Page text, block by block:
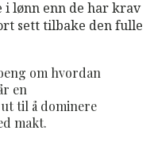
lønn enn de har krav
sett tilbake den fulle
om hvordan
en
til å dominere
makt.